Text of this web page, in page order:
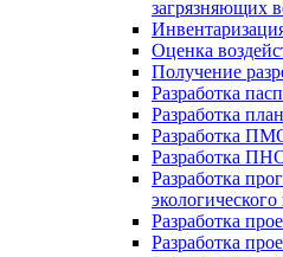
загрязняющих
Оценка
Получение
Разработка
Разработка
Разработка
Разработка
Разработка
Разработка
Разработка